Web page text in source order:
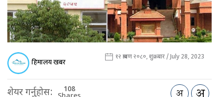
हिमालय खबर १२ श्रावण २०८०, शुक्रबार / July 28, 2023
शेयर गर्नुहोस: 108